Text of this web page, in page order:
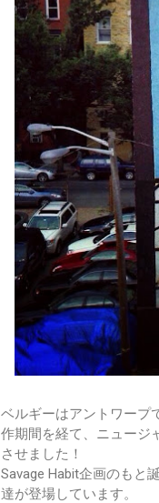
ベルギーはアントワープ
作期間を経て、ニュージ
させました！
Savage Habit企画のもと
達が登場しています。